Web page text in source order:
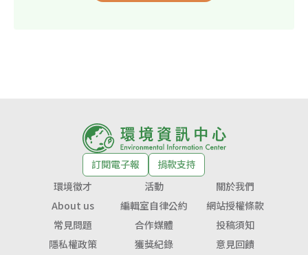
訂閱電子報
捐款支持
環境徵才
活動
關於我們
About us
編輯室自律公約
網站授權條款
常見問題
合作媒體
投稿須知
隱私權政策
獲獎紀錄 意見回饋